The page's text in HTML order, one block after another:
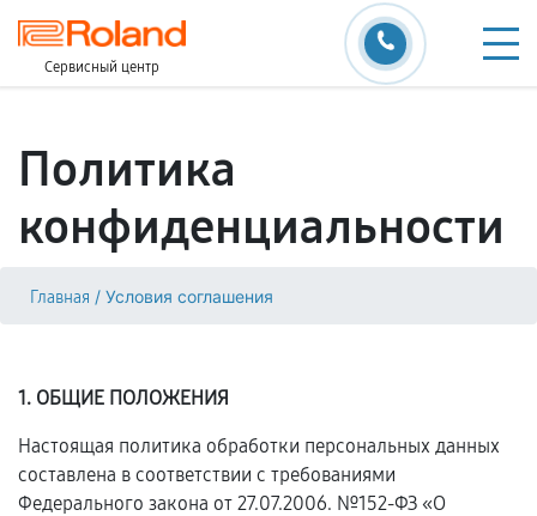
Сервисный центр
Политика
конфиденциальности
Главная / Условия соглашения
1. ОБЩИЕ ПОЛОЖЕНИЯ
Настоящая политика обработки персональных данных
составлена в соответствии с требованиями
Федерального закона от 27.07.2006. №152-ФЗ «О